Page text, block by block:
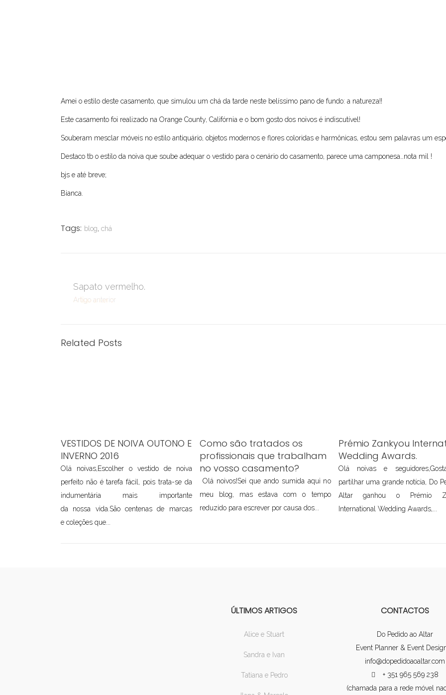
Amei o estilo deste casamento, que simulou um chá da tarde neste belíssimo pano de fundo: a natureza!!
Este casamento foi realizado na Orange County, Califórnia e o bom gosto dos noivos é indiscutível!
Souberam mesclar móveis no estilo antiquário, objetos modernos e flores coloridas e harmônicas, estou sem palavras um
Destaco tb o estilo da noiva que soube adequar o vestido para o cenário do casamento, parece uma camponesa…nota mil !
bjs e até breve;
Bianca.
Tags: blog, chá
Sapato vermelho.
Artigo anterior
Related Posts
VESTIDOS DE NOIVA OUTONO E
INVERNO 2016
Olá noivas,Escolher o vestido de noiva
perfeito não é tarefa fácil, pois trata-se da
indumentária mais importante
da nossa vida.São centenas de marcas
e coleções que...
Como são tratados os
profissionais que trabalham
no vosso casamento?
Olá noivos!Sei que ando sumida aqui no
meu blog, mas estava com o tempo
reduzido para escrever por causa dos...
Prémio Zankyou
Wedding Awards.
Olá noivas e
partilhar uma grande notícia, Do
Altar ganhou o Prémio
International Wedding Awards,...
ÚLTIMOS ARTIGOS
Alice e Stuart
Sandra e Ivan
Tatiana e Pedro
CONTACTOS
Do Pedido ao Altar
Event Planner & Event
info@dopedidoaoaltar.com
+ 351 965 569 238
(chamada para a rede móvel